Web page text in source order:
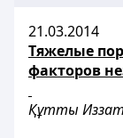
21.03.2014
Тяжелые
факторов
Құтты Иззат